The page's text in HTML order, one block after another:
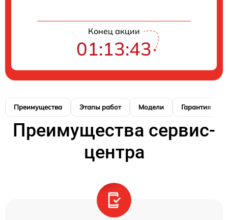
Конец акции
01:13:42
Преимущества Этапы работ Модели Гарантия
Преимущества сервис-
центра